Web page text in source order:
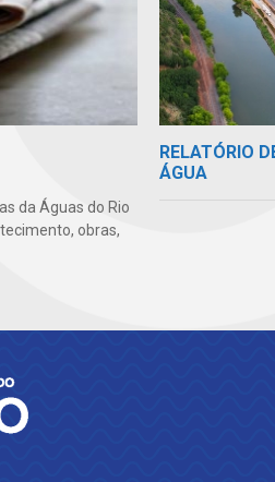
da Águas do Rio
obras,
RELATÓRIO
ÁGUA